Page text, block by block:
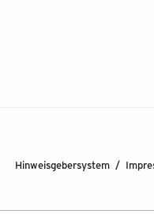
Hinweisgebersystem